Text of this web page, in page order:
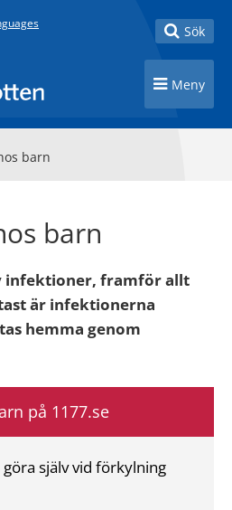
Toggle
Sök
Toggle
Meny
barn
barn
infektioner, framför allt
är infektionerna
hemma genom
på 1177.se
göra själv vid förkylning